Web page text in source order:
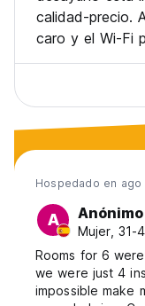
calidad-precio.
caro y el Wi-Fi
Hospedado en ago
A Anónimo
Mujer, 31-
Rooms for 6
we were just 4
impossible make